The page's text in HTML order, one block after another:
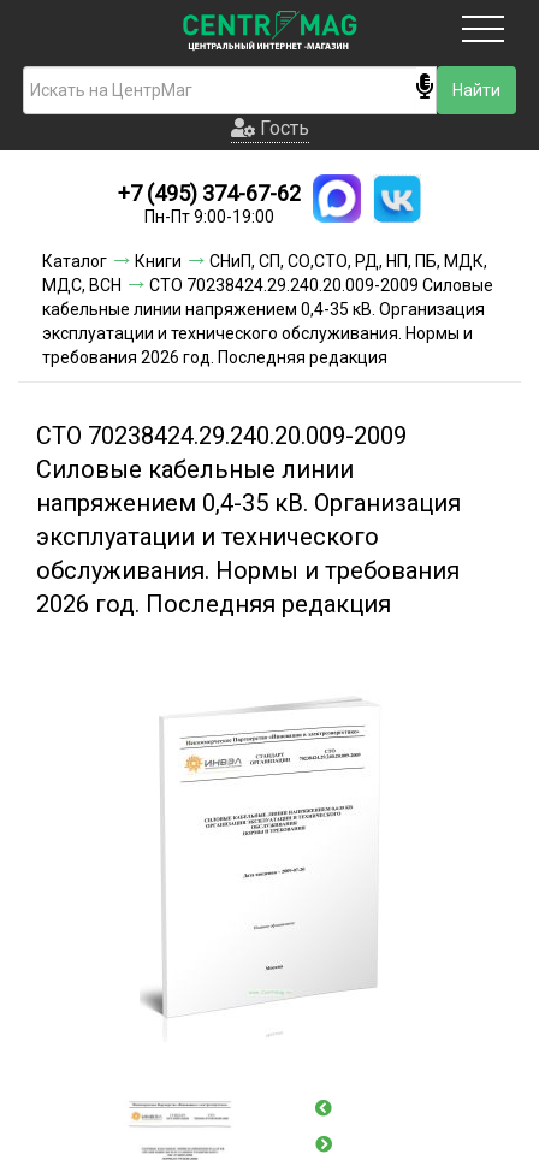
Гость
Новинки
Условия доставки
Условия оплаты
Контакты
Гость
+7 (495) 374-67-62
Пн-Пт 9:00-19:00
Каталог Книги
СНиП, СП, СО,СТО, РД, НП, ПБ, МДК,
МДС, ВСН
СТО 70238424.29.240.20.009-2009 Силовые
кабельные линии напряжением 0,4-35 кВ. Организация
эксплуатации и технического обслуживания. Нормы и
требования 2026 год. Последняя редакция
СТО 70238424.29.240.20.009-2009
Силовые кабельные линии
напряжением 0,4-35 кВ. Организация
эксплуатации и технического
обслуживания. Нормы и требования
2026 год. Последняя редакция